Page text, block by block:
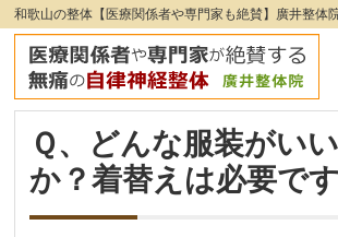
和歌山の整体【医療関係者や専門家も絶賛】廣井整体
Ｑ、どんな服装がい
か？着替えは必要で